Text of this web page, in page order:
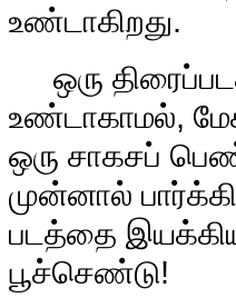
உண்டாகிறது.
ஒரு
உண்டாகாமல்,
ஒரு சாகசப்
முன்னால்
படத்தை இயக்கிய
பூச்செண்டு!